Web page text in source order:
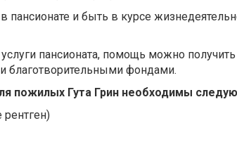
и быть в курсе
пансионата, помощь можно
благотворительными фондами.
пожилых Гута Грин необходимы
рентген)